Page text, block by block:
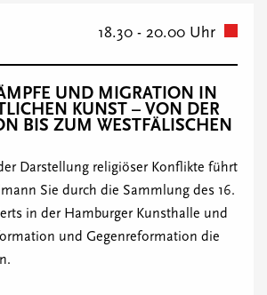
18.30 - 20.00 Uhr
UND MIGRATION IN
KUNST – VON DER
BIS ZUM WESTFÄLISCHEN
Darstellung religiöser Konflikte führt
Sie durch die Sammlung des 16.
in der Hamburger Kunsthalle und
und Gegenreformation die